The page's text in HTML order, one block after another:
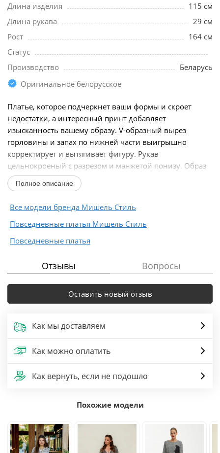
Длина изделия
115 см
Длина рукава
29 см
Рост
164 см
Статус
Производство
Беларусь
Оригинальное белорусское
Платье, которое подчеркнет ваши формы и скроет
недостатки, а интересный принт добавляет
изысканность вашему образу. V-образный вырез
горловины и запах по нижней части выигрышно
корректирует и вытягивает фигуру. Рукав
цельнокроеный с разрезом и манжетой понизу. Образ
дополняет оригинальный...
Полное описание
Все модели бренда Мишель Стиль
Повседневные платья Мишель Стиль
Повседневные платья
Отзывы Вопросы
Оставить новый отзыв
Как мы доставляем
Как можно оплатить
Как вернуть, если не подошло
Похожие модели